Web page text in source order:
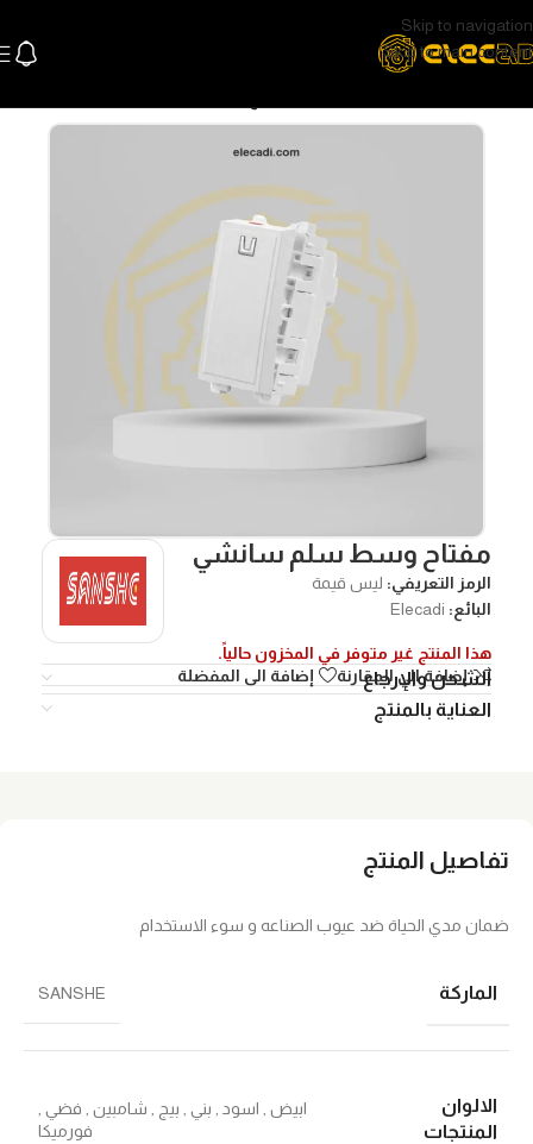
Skip to navigation
Skip to main content
مفتاح وسط سلم سانشي
الرمز التعريفي: ليس قيمة
البائع: Elecadi
هذا المنتج غير متوفر في المخزون حالياً.
إضافة الي المقارنة
إضافة الى المفضلة
الشحن والإرجاع
العناية بالمنتج
تفاصيل المنتج
ضمان مدي الحياة ضد عيوب الصناعه و سوء الاستخدام
الماركة SANSHE
الالوان
المنتجات
ابيض اسود بني بيج شامبين فضي
فورميكا